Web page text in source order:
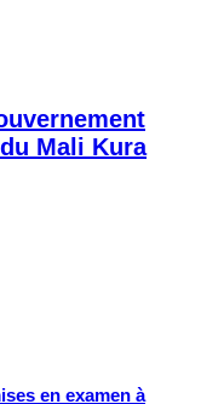
Mali Kura
en examen à